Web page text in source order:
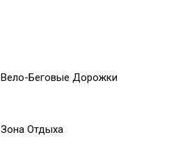
Вело-Беговые Дорожки
Зона Отдыха